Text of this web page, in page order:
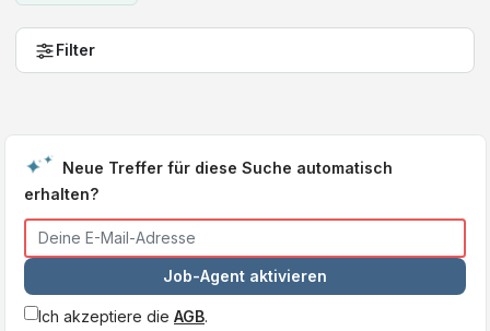
Filter
Neue Treffer für diese Suche automatisch
erhalten?
Job-Agent aktivieren
Ich akzeptiere die AGB.